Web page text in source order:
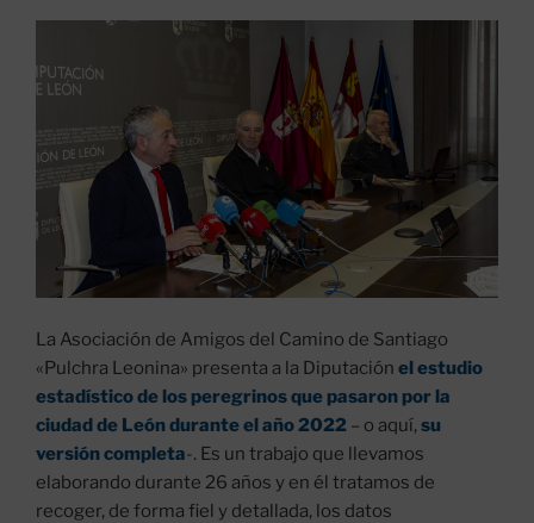
La Asociación de Amigos del Camino de Santiago
«Pulchra Leonina» presenta a la Diputación el estudio
estadístico de los peregrinos que pasaron por la
ciudad de León durante el año 2022 – o aquí, su
versión completa-. Es un trabajo que llevamos
elaborando durante 26 años y en él tratamos de
recoger, de forma fiel y detallada, los datos